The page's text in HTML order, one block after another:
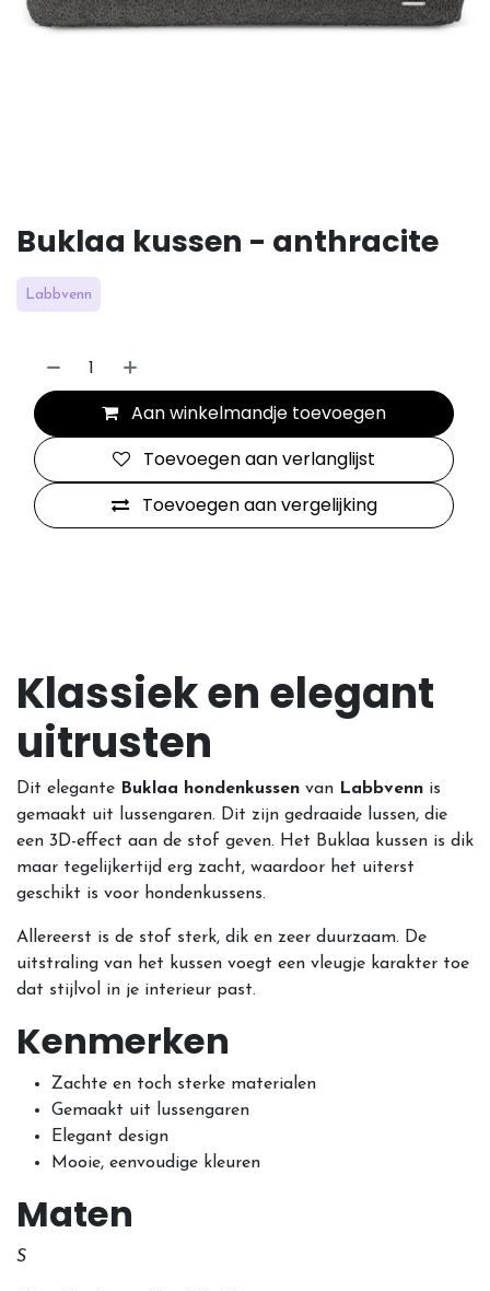
Buklaa kussen - anthracite
Labbvenn
Aan winkelmandje toevoegen
Toevoegen aan vergelijking
Toevoegen aan verlanglijst
Klassiek en elegant
uitrusten
Dit elegante Buklaa hondenkussen van Labbvenn is
gemaakt uit lussengaren. Dit zijn gedraaide lussen, die
een 3D-effect aan de stof geven. Het Buklaa kussen is dik
maar tegelijkertijd erg zacht, waardoor het uiterst
geschikt is voor hondenkussens.
Allereerst is de stof sterk, dik en zeer duurzaam. De
uitstraling van het kussen voegt een vleugje karakter toe
dat stijlvol in je interieur past.
Kenmerken
Zachte en toch sterke materialen
Gemaakt uit lussengaren
Elegant design
Mooie, eenvoudige kleuren
Maten
S